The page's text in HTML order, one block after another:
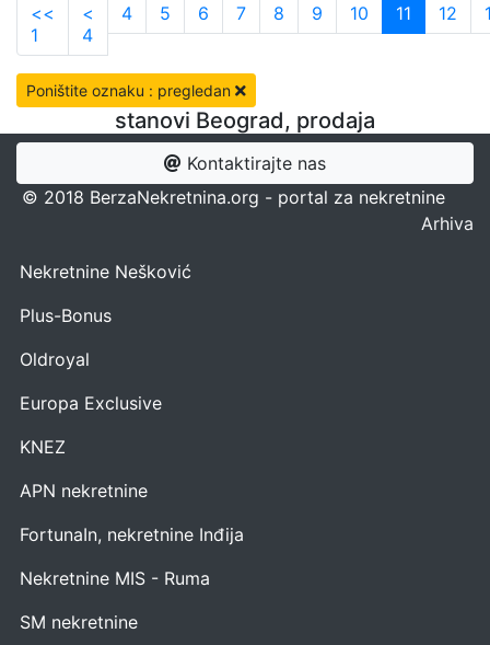
<<
1
<
4
4 5 6 7 8 9 10 11 12
Poništite oznaku : pregledan
stanovi Beograd, prodaja
Kontaktirajte nas
© 2018 BerzaNekretnina.org - portal za nekretnine
Arhiva
Nekretnine Nešković
Plus-Bonus
Oldroyal
Europa Exclusive
KNEZ
APN nekretnine
FortunaIn, nekretnine Inđija
Nekretnine MIS - Ruma
SM nekretnine